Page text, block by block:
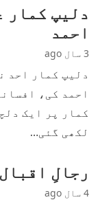
دلیپ کمار
احمد
3 سال ago
دلیپ کمار احد
احمد کی،
کمار پر ایک
لکھی گئی…
رجالِ
4 سال ago